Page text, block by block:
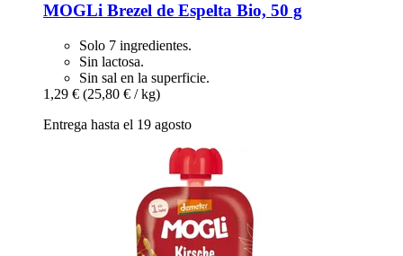
MOGLi Brezel de Espelta Bio, 50 g
Solo 7 ingredientes.
Sin lactosa.
Sin sal en la superficie.
1,29 € (25,80 € / kg)
Entrega hasta el 19 agosto